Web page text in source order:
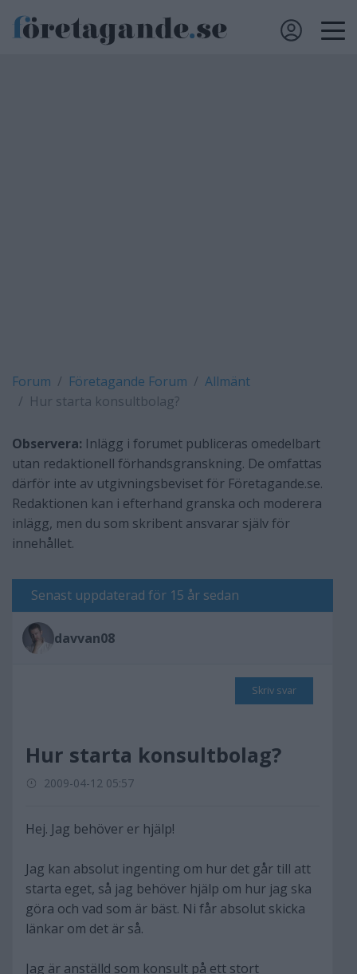
Forum Företagande Forum
Allmänt
Hur starta konsultbolag?
Observera: Inlägg i forumet publiceras omedelbart
utan redaktionell förhandsgranskning. De omfattas
därför inte av utgivningsbeviset för Företagande.se.
Redaktionen kan i efterhand granska och moderera
inlägg, men du som skribent ansvarar själv för
innehållet.
Senast uppdaterad för 15 år sedan
davvan08
Skriv svar
Hur starta konsultbolag?
2009-04-12 05:57
Hej. Jag behöver er hjälp!
Jag kan absolut ingenting om hur det går till att
starta eget, så jag behöver hjälp om hur jag ska
göra och vad som är bäst. Ni får absolut skicka
länkar om det är så.
Jag är anställd som konsult på ett stort